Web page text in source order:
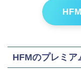
HFMのプレミア